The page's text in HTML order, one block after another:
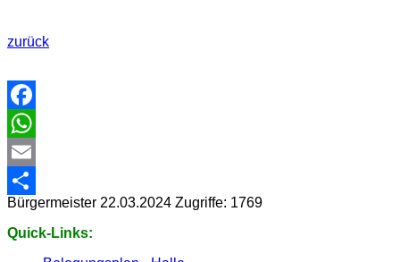
zurück
Facebook
WhatsApp
Email
Share
Bürgermeister 22.03.2024 Zugriffe: 1769
Quick-Links: